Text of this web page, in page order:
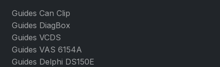
Guides Can Clip
Guides DiagBox
Guides VCDS
Guides VAS 6154A
Guides Delphi DS150E